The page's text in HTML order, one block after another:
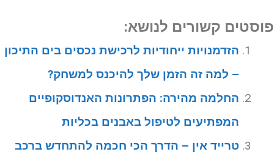
קשורים לנושא:
הזדמנויות ייחודיות לרכישת נכסים בים התיכון
– למה זה הזמן שלך להיכנס למשחק?
החלמה מהירה: הפתרונות האנדוסקופיים
המפתיעים לטיפול באבנים בכליות
טרייד אין – הדרך הכי חכמה להתחדש ברכב